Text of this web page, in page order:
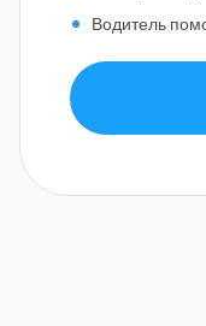
Водитель